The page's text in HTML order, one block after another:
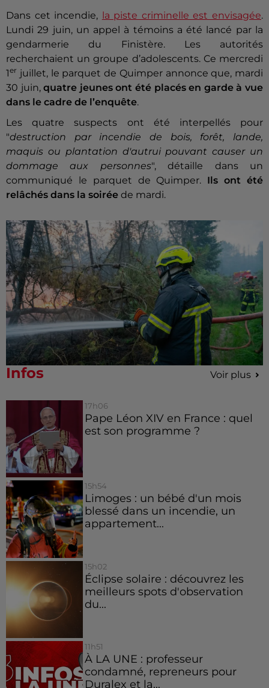
Dans cet incendie, la piste criminelle est envisagée.
Lundi 29 juin, un appel à témoins a été lancé par la
gendarmerie du Finistère. Les autorités
recherchaient un groupe d’adolescents. Ce mercredi
1er juillet, le parquet de Quimper annonce que, mardi
30 juin,quatre jeunes ont été placés en garde à vue
dans le cadre de l’enquête.
Les quatre suspects ont été interpellés pour
"destruction par incendie de bois, forêt, lande,
maquis ou plantation d'autrui pouvant causer un
dommage aux personnes", détaille dans un
communiqué le parquet de Quimper. Ils ont été
relâchés dans la soirée de mardi.
Infos Voir plus
17h06
Pape Léon XIV en France : quel
est son programme ?
15h54
Limoges : un bébé d'un mois
blessé dans un incendie, un
appartement...
15h02
Éclipse solaire : découvrez les
meilleurs spots d'observation
du...
11h51
À LA UNE : professeur
condamné, repreneurs pour
Duralex et la...